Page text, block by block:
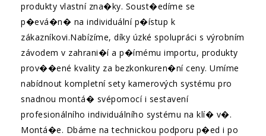
produkty vlastní zna�ky. Soust�edíme se
p�evá�n� na individuální p�ístup k
zákazníkovi.Nabízíme, díky úzké spolupráci s výrobním
závodem v zahrani�í a p�ímému importu, produkty
prov��ené kvality za bezkonkuren�ní ceny. Umíme
nabídnout kompletní sety kamerových systému pro
snadnou montá� svépomocí i sestavení
profesionálního individuálního systému na klí� v�.
Montá�e. Dbáme na technickou podporu p�ed i po